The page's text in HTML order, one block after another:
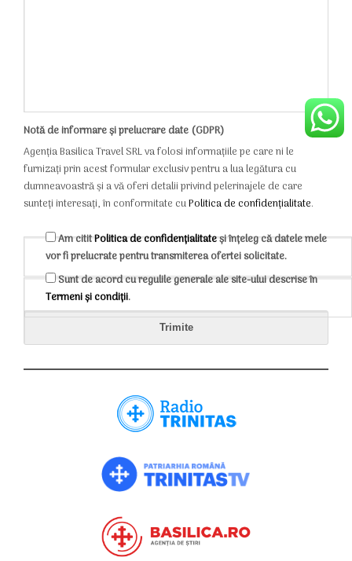
Notă de informare și prelucrare date (GDPR)
Agenția Basilica Travel SRL va folosi informațiile pe care ni le
furnizați prin acest formular exclusiv pentru a lua legătura cu
dumneavoastră și a vă oferi detalii privind pelerinajele de care
sunteți interesați, în conformitate cuPolitica de confidențialitate.
Am cititPolitica de confidențialitateși înțeleg că datele mele
vor fi prelucrate pentru transmiterea ofertei solicitate.
Sunt de acord cu regulile generale ale site-ului descrise în
Termeni și condiții.